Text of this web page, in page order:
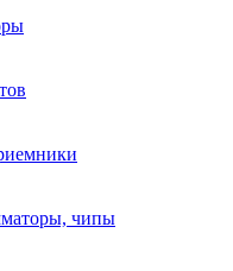
чипы